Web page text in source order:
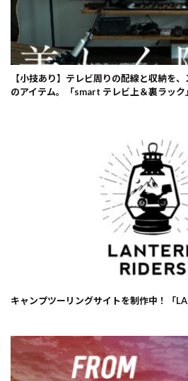
【小技あり】テレビ周りの配線と収納を
のアイテム。「smart テレビ上＆裏ラック」
キャンプツーリングサイトを制作中！「